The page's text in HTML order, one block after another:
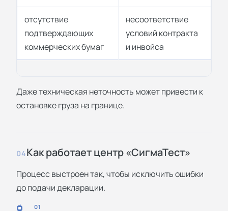
отсутствие
подтверждающих
коммерческих бумаг
несоответствие
условий контракта
и инвойса
Даже техническая неточность может привести к
остановке груза на границе.
04Как работает центр «СигмаТест»
Процесс выстроен так, чтобы исключить ошибки
до подачи декларации.
01